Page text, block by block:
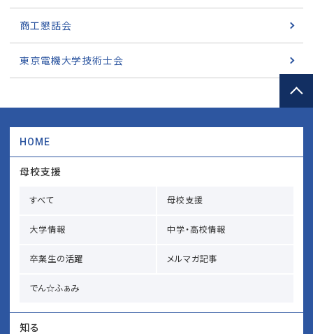
商工懇話会
東京電機大学技術士会
HOME
母校支援
すべて 母校支援
大学情報 中学・高校情報
卒業生の活躍 メルマガ記事
でん☆ふぁみ
知る